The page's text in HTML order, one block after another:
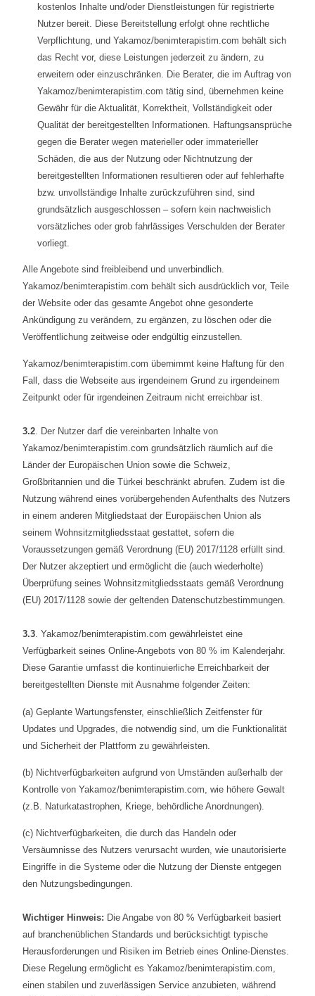
kostenlos Inhalte und/oder Dienstleistungen für registrierte
Nutzer bereit. Diese Bereitstellung erfolgt ohne rechtliche
Verpflichtung, und Yakamoz/benimterapistim.com behält sich
das Recht vor, diese Leistungen jederzeit zu ändern, zu
erweitern oder einzuschränken. Die Berater, die im Auftrag von
Yakamoz/benimterapistim.com tätig sind, übernehmen keine
Gewähr für die Aktualität, Korrektheit, Vollständigkeit oder
Qualität der bereitgestellten Informationen. Haftungsansprüche
gegen die Berater wegen materieller oder immaterieller
Schäden, die aus der Nutzung oder Nichtnutzung der
bereitgestellten Informationen resultieren oder auf fehlerhafte
bzw. unvollständige Inhalte zurückzuführen sind, sind
grundsätzlich ausgeschlossen – sofern kein nachweislich
vorsätzliches oder grob fahrlässiges Verschulden der Berater
vorliegt.
Alle Angebote sind freibleibend und unverbindlich.
Yakamoz/benimterapistim.com behält sich ausdrücklich vor, Teile
der Website oder das gesamte Angebot ohne gesonderte
Ankündigung zu verändern, zu ergänzen, zu löschen oder die
Veröffentlichung zeitweise oder endgültig einzustellen.
Yakamoz/benimterapistim.com übernimmt keine Haftung für den
Fall, dass die Webseite aus irgendeinem Grund zu irgendeinem
Zeitpunkt oder für irgendeinen Zeitraum nicht erreichbar ist.
3.2. Der Nutzer darf die vereinbarten Inhalte von
Yakamoz/benimterapistim.com grundsätzlich räumlich auf die
Länder der Europäischen Union sowie die Schweiz,
Großbritannien und die Türkei beschränkt abrufen. Zudem ist die
Nutzung während eines vorübergehenden Aufenthalts des Nutzers
in einem anderen Mitgliedstaat der Europäischen Union als
seinem Wohnsitzmitgliedsstaat gestattet, sofern die
Voraussetzungen gemäß Verordnung (EU) 2017/1128 erfüllt sind.
Der Nutzer akzeptiert und ermöglicht die (auch wiederholte)
Überprüfung seines Wohnsitzmitgliedsstaats gemäß Verordnung
(EU) 2017/1128 sowie der geltenden Datenschutzbestimmungen.
3.3. Yakamoz/benimterapistim.com gewährleistet eine
Verfügbarkeit seines Online-Angebots von 80 % im Kalenderjahr.
Diese Garantie umfasst die kontinuierliche Erreichbarkeit der
bereitgestellten Dienste mit Ausnahme folgender Zeiten:
(a) Geplante Wartungsfenster, einschließlich Zeitfenster für
Updates und Upgrades, die notwendig sind, um die Funktionalität
und Sicherheit der Plattform zu gewährleisten.
(b) Nichtverfügbarkeiten aufgrund von Umständen außerhalb der
Kontrolle von Yakamoz/benimterapistim.com, wie höhere Gewalt
(z.B. Naturkatastrophen, Kriege, behördliche Anordnungen).
(c) Nichtverfügbarkeiten, die durch das Handeln oder
Versäumnisse des Nutzers verursacht wurden, wie unautorisierte
Eingriffe in die Systeme oder die Nutzung der Dienste entgegen
den Nutzungsbedingungen.
Wichtiger Hinweis: Die Angabe von 80 % Verfügbarkeit basiert
auf branchenüblichen Standards und berücksichtigt typische
Herausforderungen und Risiken im Betrieb eines Online-Dienstes.
Diese Regelung ermöglicht es Yakamoz/benimterapistim.com,
einen stabilen und zuverlässigen Service anzubieten, während